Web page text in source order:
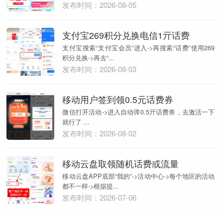
发布时间：2026-08-05
支付宝269积分兑换电信1亓话费
支付宝搜索“支付宝会员”进入->再搜索“话费”使用269
积分兑换->再去“...
发布时间：2026-08-03
移动用户签到领0.5元话费券
微信打开活动->进入自动弹0.5亓话费券，去激活一下
就行了 ...
发布时间：2026-08-02
移动云盘取领随机话费或流量
移动云盘APP底部“我的”->活动中心->每个地区的活动
都不一样->根据提...
发布时间：2026-07-06